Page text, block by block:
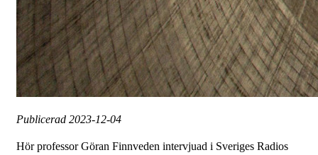
Publicerad 2023-12-04
Hör professor Göran Finnveden intervjuad i Sveriges Radios